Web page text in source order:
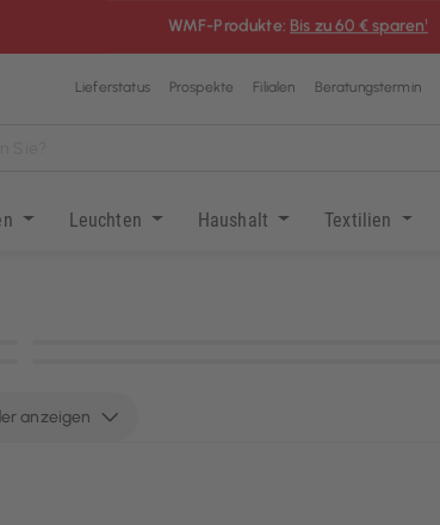
WMF-Produkte: Bis zu 60 € sparen¹
Lieferstatus Prospekte Filialen Beratungstermin
Leuchten Haushalt Textilien
anzeigen